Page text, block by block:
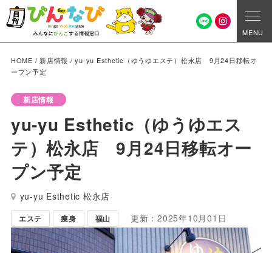
MENU
HOME / 新店情報 /yu-yu Esthetic（ゆうゆエステ）松永店 9月24日移転オ
ープン予定
新店情報
yu-yu Esthetic（ゆうゆエス
テ）松永店 9月24日移転オー
プン予定
yu-yu Esthetic 松永店
エステ 痩身 福山 更新：2025年10月01日